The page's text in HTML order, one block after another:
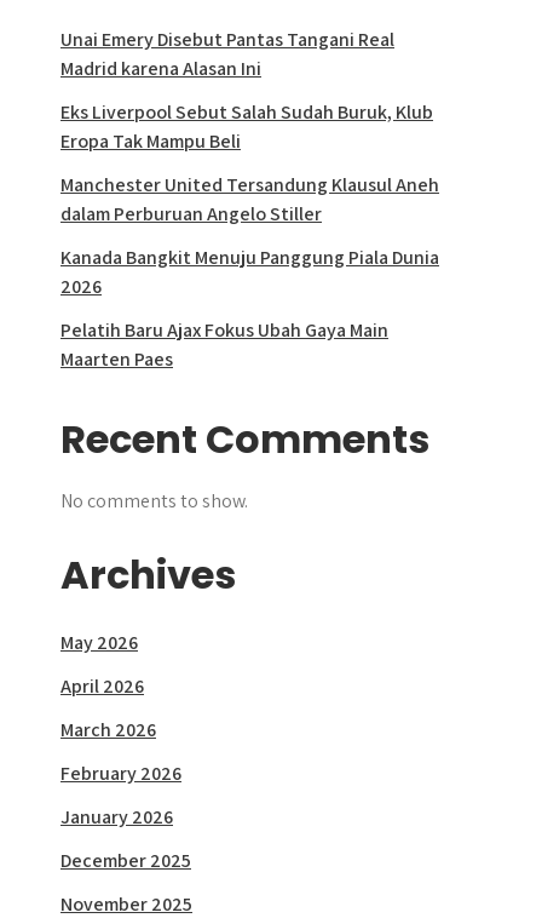
Unai Emery Disebut Pantas Tangani Real
Madrid karena Alasan Ini
Eks Liverpool Sebut Salah Sudah Buruk, Klub
Eropa Tak Mampu Beli
Manchester United Tersandung Klausul Aneh
dalam Perburuan Angelo Stiller
Kanada Bangkit Menuju Panggung Piala Dunia
2026
Pelatih Baru Ajax Fokus Ubah Gaya Main
Maarten Paes
Recent Comments
No comments to show.
Archives
May 2026
April 2026
March 2026
February 2026
January 2026
December 2025
November 2025